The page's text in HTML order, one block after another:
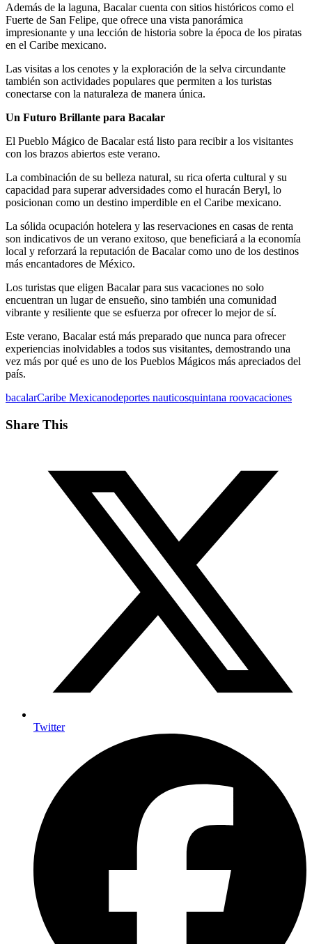
Además de la laguna, Bacalar cuenta con sitios históricos como el
Fuerte de San Felipe, que ofrece una vista panorámica
impresionante y una lección de historia sobre la época de los piratas
en el Caribe mexicano.
Las visitas a los cenotes y la exploración de la selva circundante
también son actividades populares que permiten a los turistas
conectarse con la naturaleza de manera única.
Un Futuro Brillante para Bacalar
El Pueblo Mágico de Bacalar está listo para recibir a los visitantes
con los brazos abiertos este verano.
La combinación de su belleza natural, su rica oferta cultural y su
capacidad para superar adversidades como el huracán Beryl, lo
posicionan como un destino imperdible en el Caribe mexicano.
La sólida ocupación hotelera y las reservaciones en casas de renta
son indicativos de un verano exitoso, que beneficiará a la economía
local y reforzará la reputación de Bacalar como uno de los destinos
más encantadores de México.
Los turistas que eligen Bacalar para sus vacaciones no solo
encuentran un lugar de ensueño, sino también una comunidad
vibrante y resiliente que se esfuerza por ofrecer lo mejor de sí.
Este verano, Bacalar está más preparado que nunca para ofrecer
experiencias inolvidables a todos sus visitantes, demostrando una
vez más por qué es uno de los Pueblos Mágicos más apreciados del
país.
bacalarCaribe Mexicanodeportes nauticosquintana roovacaciones
Share This
Twitter